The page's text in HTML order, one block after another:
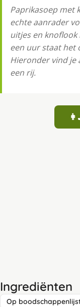
Paprikasoep met
echte aanrader
uitjes en
een uur staat het
Hieronder vind je
een rij.
Ingrediënten
Op